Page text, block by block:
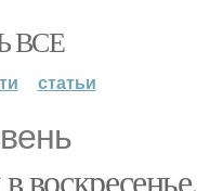
ВСЕ
статьи
воскресенье.